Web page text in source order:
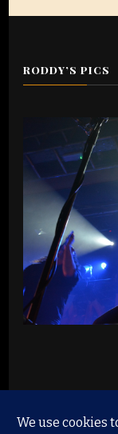
RODDY’S PICS
© Copyright